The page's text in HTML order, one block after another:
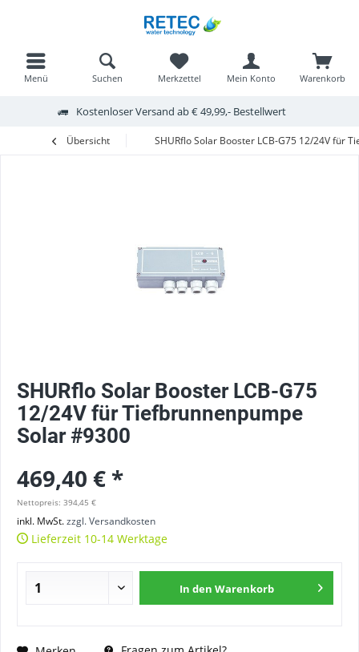
Kostenloser Versand ab € 49,99,- Bestellwert
Menü Warenkorb
Merkzettel Mein Konto
Suchen
Übersicht SHURflo Solar Booster LCB-G75 12/24V für
SHURflo Solar Booster LCB-G75
12/24V für Tiefbrunnenpumpe
Solar #9300
469,40 € *
Nettopreis: 394,45 €
inkl. MwSt.zzgl. Versandkosten
Lieferzeit 10-14 Werktage
In den Warenkorb